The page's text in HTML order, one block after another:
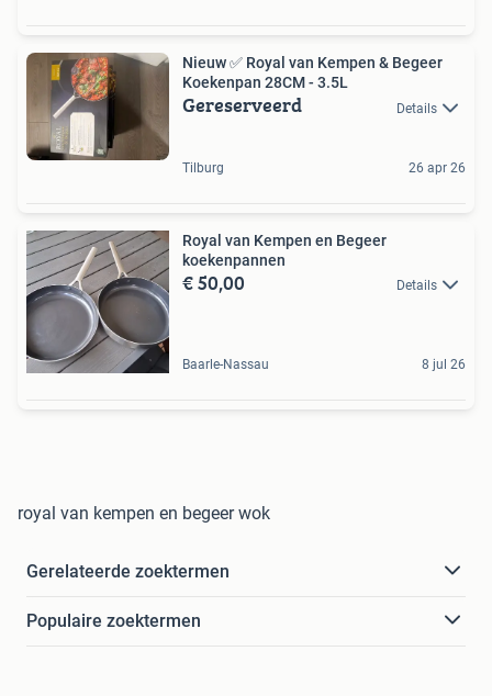
Nieuw ✅ Royal van Kempen & Begeer
Koekenpan 28CM - 3.5L
Gereserveerd Details
Tilburg 26 apr 26
Royal van Kempen en Begeer
koekenpannen
€ 50,00 Details
Baarle-Nassau 8 jul 26
royal van kempen en begeer wok
Gerelateerde zoektermen
Populaire zoektermen